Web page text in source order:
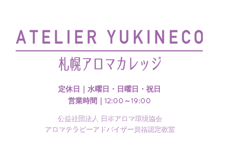
公益社団法人 日本アロマ環境協会
アロマテラピーアドバイザー資格認定教室
定休日｜水曜日・日曜日・祝日
営業時間｜12:00～19:00